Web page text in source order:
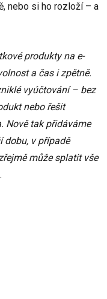
nebo si ho rozloží – a
produkty na e-
a čas i zpětně.
vyúčtování – bez
nebo řešit
Nově tak přidáváme
dobu, v případě
může splatit vše